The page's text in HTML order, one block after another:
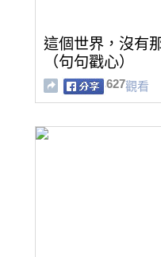
這個世界，沒有
（句句戳心）
627觀看